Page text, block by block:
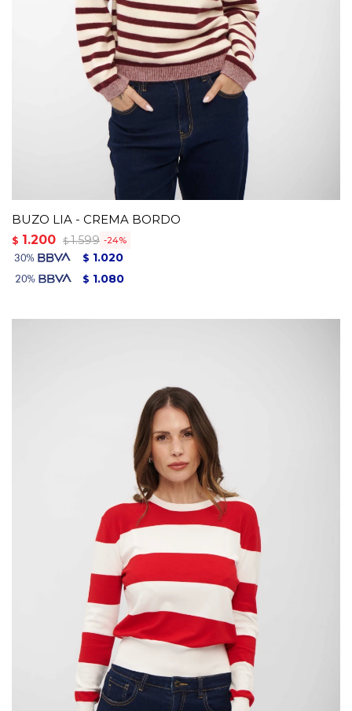
BUZO LIA - CREMA BORDO
$ 1.200 $ 1.599 24
$ 1.020
$ 1.080